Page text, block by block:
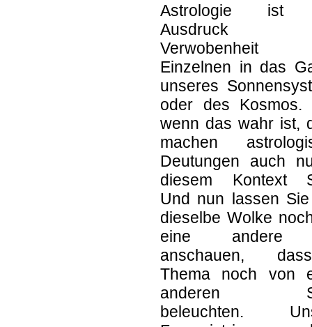
Astrologie ist
Ausdruck
Verwobenheit
Einzelnen in das
unseres
oder des Kosmos.
wenn das wahr ist,
machen
Deutungen auch
diesem Kontext
Und nun lassen
dieselbe Wolke
eine andere
anschauen,
Thema noch von
anderen
beleuchten.